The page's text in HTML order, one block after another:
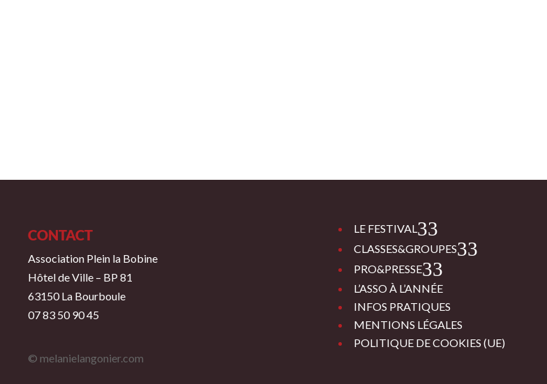
CONTACT
Association Plein la Bobine
Hôtel de Ville – BP 81
63150 La Bourboule
07 83 50 90 45
© melanielangonier.com
LE FESTIVAL 3
CLASSES&GROUPES 3
PRO&PRESSE 3
L’ASSO À L’ANNÉE
INFOS PRATIQUES
MENTIONS LÉGALES
POLITIQUE DE COOKIES (UE)